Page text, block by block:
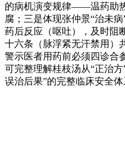
的病机演变规律——温药助
腐；三是体现张仲景“治未
药后反应（呕吐），及时阻
十六条（脉浮紧无汗禁用）
警示医者用药前必须四诊合
可完整理解桂枝汤从“正治
误治后果”的完整临床安全体